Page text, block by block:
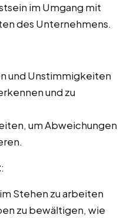
im Umgang mit
des Unternehmens.
und Unstimmigkeiten
und zu
um Abweichungen
:
Stehen zu arbeiten
zu bewältigen, wie